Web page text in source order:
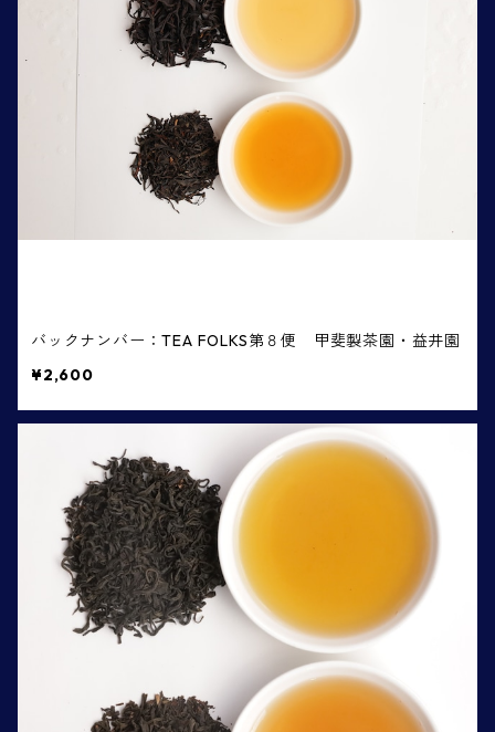
バックナンバー：TEA FOLKS第８便 甲斐製茶園・益井園
¥2,600